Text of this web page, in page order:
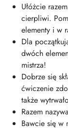
Ułóżcie
cierpliwi.
elementy i w
Dla
dwóch
mistrza!
Dobrze się
ćwiczenie
także
Razem
Bawcie się w